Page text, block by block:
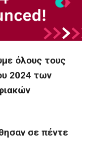
όλους τους
2024 των
σε πέντε